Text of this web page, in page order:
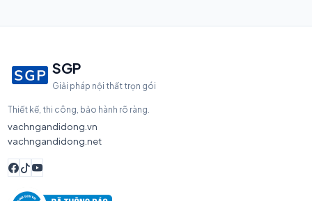
SGP
Giải pháp nội thất trọn gói
Thiết kế, thi công, bảo hành rõ ràng.
vachngandidong.vn
vachngandidong.net